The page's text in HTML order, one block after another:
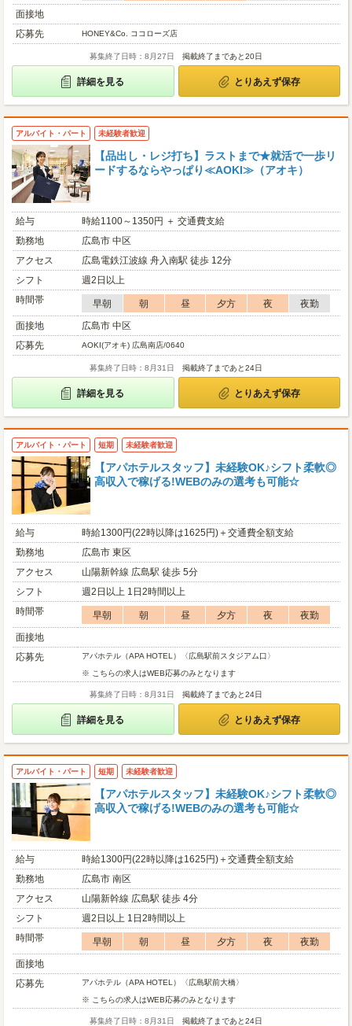
面接地
応募先
HONEY&Co. ココローズ店
募集終了日時：8月27日 掲載終了まであと20日
詳細を見る とりあえず保存
アルバイト・パート 未経験者歓迎
【品出し・レジ打ち】ラストまで★就活で一歩リ
ードするならやっぱり≪AOKI≫（アオキ）
給与
時給1100～1350円 ＋ 交通費支給
勤務地
広島市 中区
アクセス
広島電鉄江波線 舟入南駅 徒歩 12分
シフト
週2日以上
時間帯
早朝 朝 昼 夕方 夜
夜勤
面接地
広島市 中区
応募先
AOKI(アオキ) 広島南店/0640
募集終了日時：8月31日 掲載終了まであと24日
詳細を見る とりあえず保存
アルバイト・パート 短期 未経験者歓迎
【アパホテルスタッフ】未経験OK♪シフト柔軟◎
高収入で稼げる!WEBのみの選考も可能☆
給与
時給1300円(22時以降は1625円)＋交通費全額支給
勤務地
広島市 東区
アクセス
山陽新幹線 広島駅 徒歩 5分
シフト
週2日以上 1日2時間以上
時間帯
早朝 朝 昼 夕方 夜
夜勤
面接地
応募先
アパホテル（APA HOTEL）〈広島駅前スタジアム口〉
※ こちらの求人はWEB応募のみとなります
募集終了日時：8月31日 掲載終了まであと24日
詳細を見る とりあえず保存
アルバイト・パート 短期 未経験者歓迎
【アパホテルスタッフ】未経験OK♪シフト柔軟◎
高収入で稼げる!WEBのみの選考も可能☆
給与
時給1300円(22時以降は1625円)＋交通費全額支給
勤務地
広島市 南区
アクセス
山陽新幹線 広島駅 徒歩 4分
シフト
週2日以上 1日2時間以上
時間帯
早朝 朝 昼 夕方 夜
夜勤
面接地
応募先
アパホテル（APA HOTEL）〈広島駅前大橋〉
※ こちらの求人はWEB応募のみとなります
募集終了日時：8月31日 掲載終了まであと24日